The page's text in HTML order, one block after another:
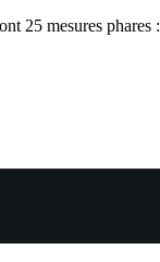
25 mesures phares :